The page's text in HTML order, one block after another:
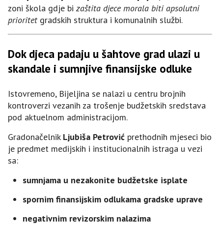
zoni škola gdje bi zaštita djece morala biti apsolutni
prioritetgradskih struktura i komunalnih službi.
Dok djeca padaju u šahtove grad ulazi u
skandale i sumnjive finansijske odluke
Istovremeno, Bijeljina se nalazi u centru brojnih
kontroverzi vezanih za trošenje budžetskih sredstava
pod aktuelnom administracijom.
Gradonačelnik Ljubiša Petrović prethodnih mjeseci bio
je predmet medijskih i institucionalnih istraga u vezi
sa:
sumnjama u nezakonite budžetske isplate
spornim finansijskim odlukama gradske uprave
negativnim revizorskim nalazima